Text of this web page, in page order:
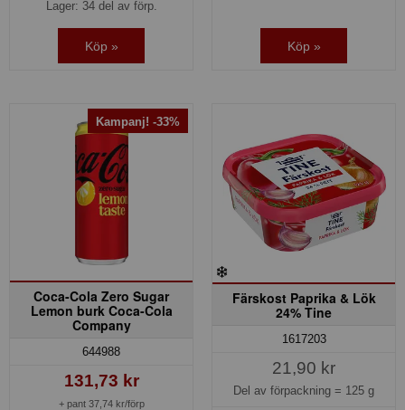
Lager: 34 del av förp.
Köp » Köp »
Kampanj! -33%
Coca-Cola Zero Sugar
Lemon burk Coca-Cola
Company
644988
131,73 kr
+ pant 37,74 kr/förp
Färskost Paprika & Lök
24% Tine
1617203
21,90 kr
Del av förpackning = 125 g